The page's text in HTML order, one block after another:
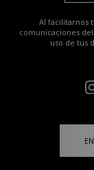
Al facilitarnos
comunicaciones
uso de tus